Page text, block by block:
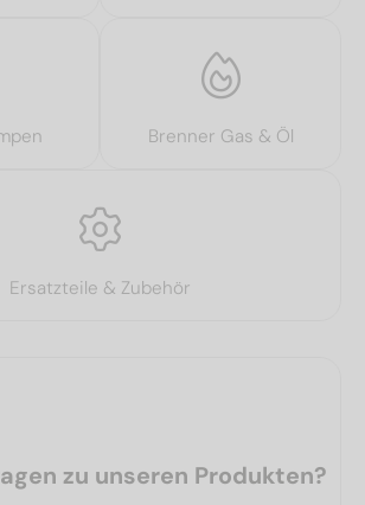
Brenner Gas & Öl
Ersatzteile & Zubehör
zu unseren Produkten?